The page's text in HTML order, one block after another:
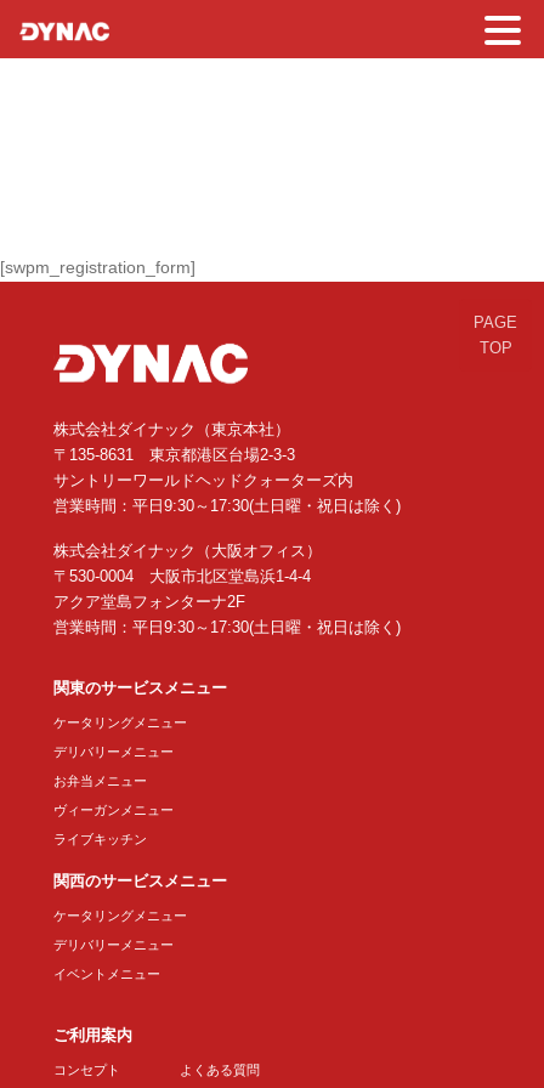
[swpm_registration_form]
PAGE
TOP
株式会社ダイナック（東京本社）
〒135-8631 東京都港区台場2-3-3
サントリーワールドヘッドクォーターズ内
営業時間：平日9:30～17:30(土日曜・祝日は除く)
株式会社ダイナック（大阪オフィス）
〒530-0004 大阪市北区堂島浜1-4-4
アクア堂島フォンターナ2F
営業時間：平日9:30～17:30(土日曜・祝日は除く)
関東のサービスメニュー
ケータリングメニュー
デリバリーメニュー
お弁当メニュー
ヴィーガンメニュー
ライブキッチン
関西のサービスメニュー
ケータリングメニュー
デリバリーメニュー
イベントメニュー
ご利用案内
コンセプト よくある質問